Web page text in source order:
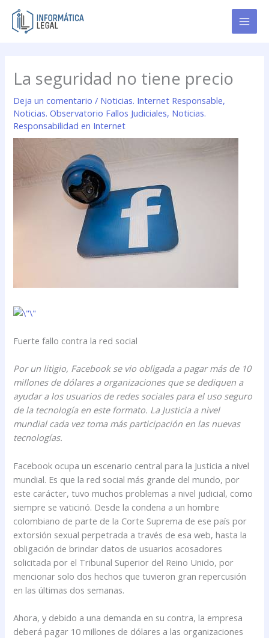
contenido
La seguridad no tiene precio
Deja un comentario / Noticias. Internet Responsable,
Noticias. Observatorio Fallos Judiciales, Noticias.
Responsabilidad en Internet
Fuerte fallo contra la red social
Por un litigio, Facebook se vio obligada a pagar más de 10
millones de dólares a organizaciones que se dediquen a
ayudar a los usuarios de redes sociales para el uso seguro
de la tecnología en este formato. La Justicia a nivel
mundial cada vez toma más participación en las nuevas
tecnologías.
Facebook ocupa un escenario central para la Justicia a nivel
mundial. Es que la red social más grande del mundo, por
este carácter, tuvo muchos problemas a nivel judicial, como
siempre se vaticinó. Desde la condena a un hombre
colombiano de parte de la Corte Suprema de ese país por
extorsión sexual perpetrada a través de esa web, hasta la
obligación de brindar datos de usuarios acosadores
solicitada por el Tribunal Superior del Reino Unido, por
mencionar solo dos hechos que tuvieron gran repercusión
en las últimas dos semanas.
Ahora, y debido a una demanda en su contra, la empresa
deberá pagar 10 millones de dólares a las organizaciones